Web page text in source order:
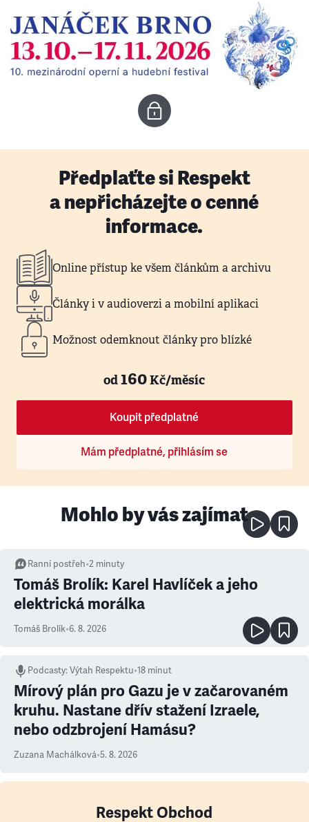
Předplaťte si Respekt
a nepřicházejte o cenné
informace.
Online přístup ke všem článkům a archivu
Články i v audioverzi a mobilní aplikaci
Možnost odemknout články pro blízké
od160Kč/měsíc
Koupit předplatné
Mám předplatné, přihlásím se
Mohlo by vás zajímat
Ranní postřeh•2 minuty
Tomáš Brolík: Karel Havlíček a jeho
elektrická morálka
Tomáš Brolík•6. 8. 2026
Podcasty:Výtah Respektu•18 minut
Mírový plán pro Gazu je v začarovaném
kruhu. Nastane dřív stažení Izraele,
nebo odzbrojení Hamásu?
Zuzana Machálková•5. 8. 2026
Respekt Obchod